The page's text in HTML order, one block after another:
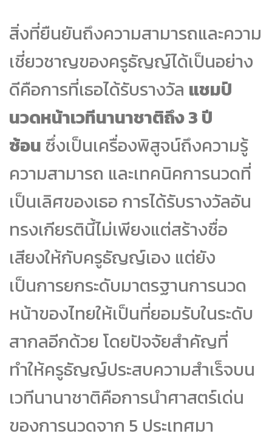
สิ่งที่ยืนยันถึงความสามารถและความ
เชี่ยวชาญของครูธัญญ์ได้เป็นอย่าง
ดีคือการที่เธอได้รับรางวัล แชมป์
นวดหน้าเวทีนานาชาติถึง 3 ปี
ซ้อน ซึ่งเป็นเครื่องพิสูจน์ถึงความรู้
ความสามารถ และเทคนิคการนวดที่
เป็นเลิศของเธอ การได้รับรางวัลอัน
ทรงเกียรตินี้ไม่เพียงแต่สร้างชื่อ
เสียงให้กับครูธัญญ์เอง แต่ยัง
เป็นการยกระดับมาตรฐานการนวด
หน้าของไทยให้เป็นที่ยอมรับในระดับ
สากลอีกด้วย โดยปัจจัยสำคัญที่
ทำให้ครูธัญญ์ประสบความสำเร็จบน
เวทีนานาชาติคือการนำศาสตร์เด่น
ของการนวดจาก 5 ประเทศมา